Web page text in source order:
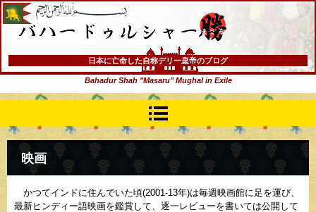
バハードゥルシャー勝(まさる)
日本に亡命した自称デリー皇帝のブログ
Bahadur Shah "Masaru" Mughal in Exile
映画
かつてインドに住んでいた頃(2001-13年)は毎週映画館に足を運び、
最新ヒンディー語映画を鑑賞して、逐一レビューを書いては公開して